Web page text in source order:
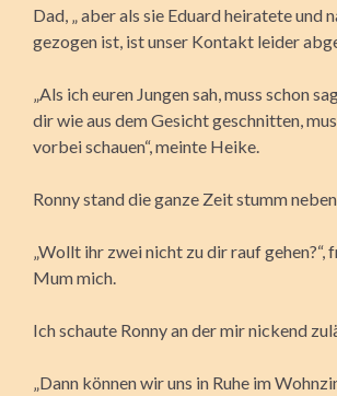
Dad, „ aber als sie Eduard heiratete und
gezogen ist, ist unser Kontakt leider
„Als ich euren Jungen sah, muss schon
dir wie aus dem Gesicht geschnitten,
vorbei schauen“, meinte Heike.
Ronny stand die ganze Zeit stumm neben
„Wollt ihr zwei nicht zu dir rauf gehen?“,
Mum mich.
Ich schaute Ronny an der mir nickend
„Dann können wir uns in Ruhe im